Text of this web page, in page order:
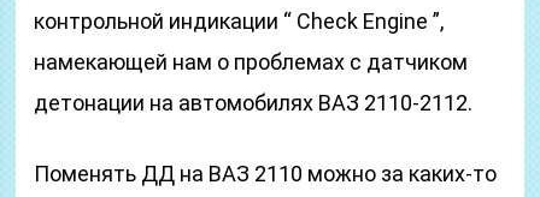
контрольной индикации “ Check Engine ”,
намекающей нам о проблемах с датчиком
детонации на автомобилях ВАЗ 2110-2112.
Поменять ДД на ВАЗ 2110 можно за каких-то